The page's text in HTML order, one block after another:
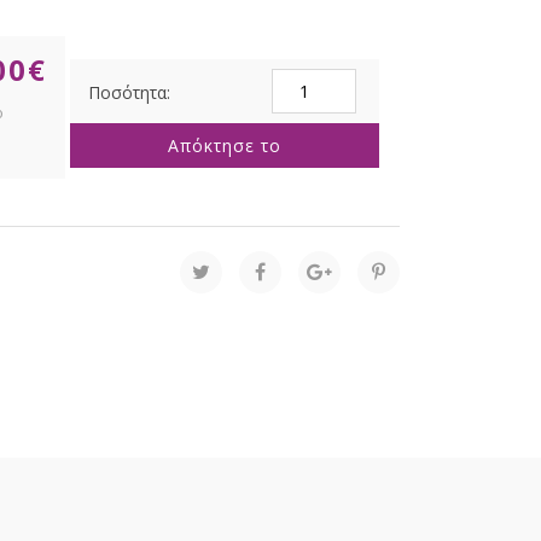
€
ΦΩΤΙΖΟΜΕΝΗ
ΑΡΚΟΥΔΑ
50Χ62ΕΚ
ΔΙΠΛΗΣ
ΣΕ
ΒΑΣΗ
Απόκτησε το